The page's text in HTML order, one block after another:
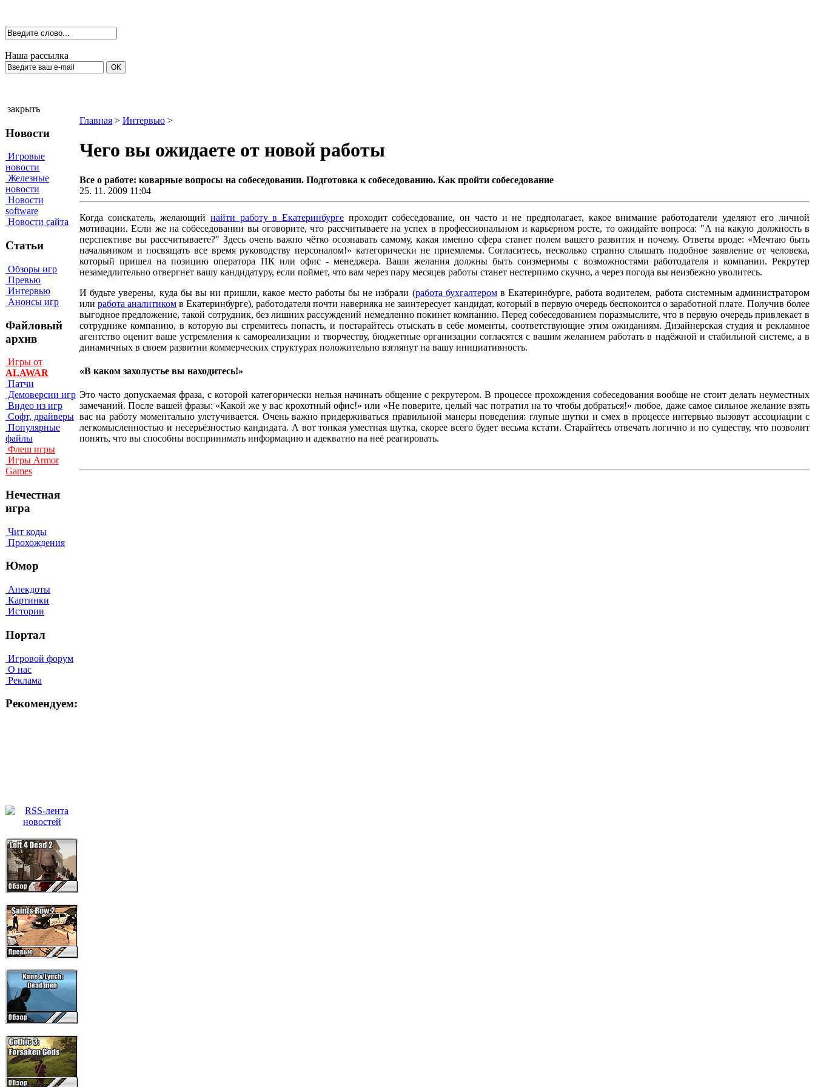
Наша рассылка
закрыть
Новости
Игровые
новости
Железные
новости
Новости
software
Новости сайта
Статьи
Обзоры игр
Превью
Интервью
Анонсы игр
Файловый
архив
Игры от
ALAWAR
Патчи
Демоверсии игр
Видео из игр
Софт, драйверы
Популярные
файлы
Флеш игры
Игры Armor
Games
Нечестная
игра
Чит коды
Прохождения
Юмор
Анекдоты
Картинки
Истории
Портал
Игровой форум
О нас
Реклама
Рекомендуем:
Главная > Интервью >
Чего вы ожидаете от новой работы
Все о работе: коварные вопросы на собеседовании. Подготовка к собеседованию. Как пройти собеседование
25. 11. 2009 11:04
Когда соискатель, желающийнайти работу в Екатеринбурге проходит собеседование, он часто и не предполагает, какое внимание работодатели уделяют его личной
мотивации. Если же на собеседовании вы оговорите, что рассчитываете на успех в профессиональном и карьерном росте, то ожидайте вопроса: "А на какую должность в
перспективе вы рассчитываете?" Здесь очень важно чётко осознавать самому, какая именно сфера станет полем вашего развития и почему. Ответы вроде: «Мечтаю быть
начальником и посвящать все время руководству персоналом!» категорически не приемлемы. Согласитесь, несколько странно слышать подобное заявление от человека,
который пришел на позицию оператора ПК или офис - менеджера. Ваши желания должны быть соизмеримы с возможностями работодателя и компании. Рекрутер
незамедлительно отвергнет вашу кандидатуру, если поймет, что вам через пару месяцев работы станет нестерпимо скучно, а через погода вы неизбежно уволитесь.
И будьте уверены, куда бы вы ни пришли, какое место работы бы не избрали (работа бухгалтеромв Екатеринбурге, работа водителем, работа системным администратором
илиработа аналитиком в Екатеринбурге), работодателя почти наверняка не заинтересует кандидат, который в первую очередь беспокоится о заработной плате. Получив более
выгодное предложение, такой сотрудник, без лишних рассуждений немедленно покинет компанию. Перед собеседованием поразмыслите, что в первую очередь привлекает в
сотруднике компанию, в которую вы стремитесь попасть, и постарайтесь отыскать в себе моменты, соответствующие этим ожиданиям. Дизайнерская студия и рекламное
агентство оценит ваше устремления к самореализации и творчеству, бюджетные организации согласятся с вашим желанием работать в надёжной и стабильной системе, а в
динамичных в своем развитии коммерческих структурах положительно взглянут на вашу инициативность.
«В каком захолустье вы находитесь!»
Это часто допускаемая фраза, с которой категорически нельзя начинать общение с рекрутером. В процессе прохождения собеседования вообще не стоит делать неуместных
замечаний. После вашей фразы: «Какой же у вас крохотный офис!» или «Не поверите, целый час потратил на то чтобы добраться!» любое, даже самое сильное желание взять
вас на работу моментально улетучивается. Очень важно придерживаться правильной манеры поведения: глупые шутки и смех в процессе интервью вызовут ассоциации с
легкомысленностью и несерьёзностью кандидата. А вот тонкая уместная шутка, скорее всего будет весьма кстати. Старайтесь отвечать логично и по существу, что позволит
понять, что вы способны воспринимать информацию и адекватно на неё реагировать.